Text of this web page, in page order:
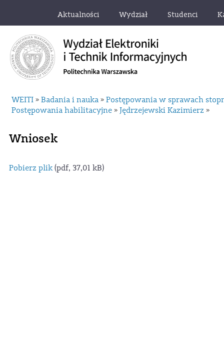
Aktualności Wydział Studenci
WEITI » Badania i nauka » Postępowania w sprawach
Postępowania habilitacyjne » Jędrzejewski Kazimierz »
Wniosek
Pobierz plik(pdf, 37,01 kB)